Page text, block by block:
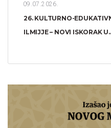
09.07.2026.
26. KULTURNO-
ILMIJJE – NOVI ISKORAK